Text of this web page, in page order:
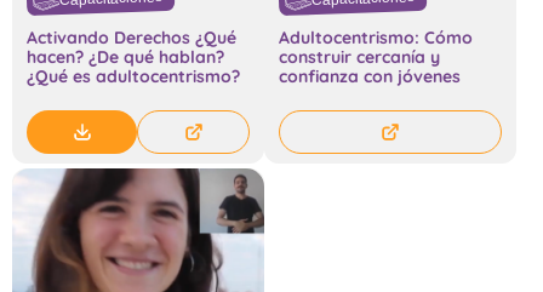
Activando Derechos ¿Qué
hacen? ¿De qué hablan?
¿Qué es adultocentrismo?
Adultocentrismo: Cómo
construir cercanía y
confianza con jóvenes